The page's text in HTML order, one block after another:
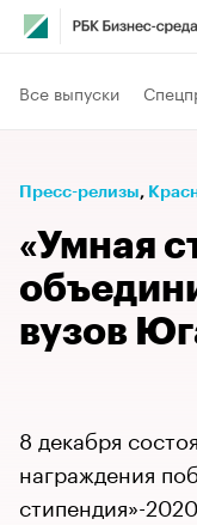
Все выпуски
Пресс-релизы⁠,
«Умная
вузов
8 декабря
награждения
стипендия»-